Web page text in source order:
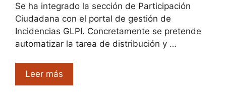
Se ha integrado la sección de Participación
Ciudadana con el portal de gestión de
Incidencias GLPI. Concretamente se pretende
automatizar la tarea de distribución y …
Leer más